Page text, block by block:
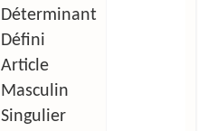
Déterminant
Défini
Article
Masculin
Singulier